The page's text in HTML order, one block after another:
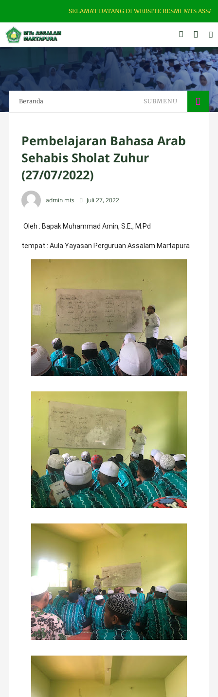
SELAMAT DATANG DI WEBSITE RESMI MTS ASSALAM
Beranda SUBMENU
Pembelajaran Bahasa Arab
Sehabis Sholat Zuhur
(27/07/2022)
admin mts Juli 27, 2022
Oleh : Bapak Muhammad Amin, S.E., M.Pd
tempat : Aula Yayasan Perguruan Assalam Martapura